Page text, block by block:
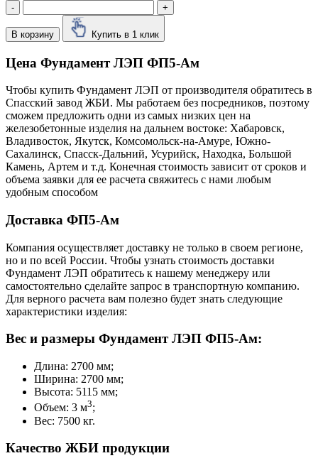
- +
В корзину Купить в 1 клик
Цена Фундамент ЛЭП ФП5-Ам
Чтобы купить Фундамент ЛЭП от производителя обратитесь в
Cпасский завод ЖБИ. Мы работаем без посредников, поэтому
сможем предложить одни из самых низких цен на
железобетонные изделия на дальнем востоке: Хабаровск,
Владивосток, Якутск, Комсомольск-на-Амуре, Южно-
Сахалинск, Спасск-Дальний, Усурийск, Находка, Большой
Камень, Артем и т.д. Конечная стоимость зависит от сроков и
объема заявки для ее расчета свяжитесь с нами любым
удобным способом
Доставка ФП5-Ам
Компания осуществляет доставку не только в своем регионе,
но и по всей России. Чтобы узнать стоимость доставки
Фундамент ЛЭП обратитесь к нашему менеджеру или
самостоятельно сделайте запрос в транспортную компанию.
Для верного расчета вам полезно будет знать следующие
характеристики изделия:
Вес и размеры Фундамент ЛЭП ФП5-Ам:
Длина: 2700 мм;
Ширина: 2700 мм;
Высота: 5115 мм;
Объем: 3 м3;
Вес: 7500 кг.
Качество ЖБИ продукции